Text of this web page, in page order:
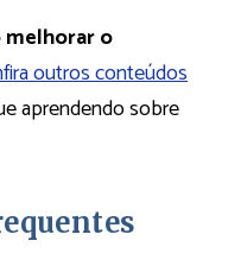
o
outros conteúdos
aprendendo sobre